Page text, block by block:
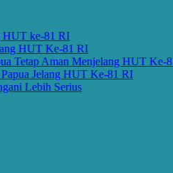
ke-81 RI
HUT Ke-81 RI
Aman Menjelang HUT Ke-81 RI
Jelang HUT Ke-81 RI
Lebih Serius